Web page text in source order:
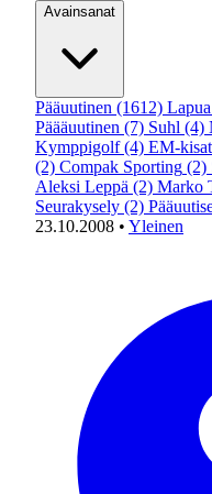
Avainsanat
Pääuutinen (1612)
Päääuutinen (7) Suhl (4)
Kymppigolf (4) EM-kisat
(2) Compak Sporting (2)
Aleksi Leppä (2) Marko
Seurakysely (2)
23.10.2008 • Yleinen